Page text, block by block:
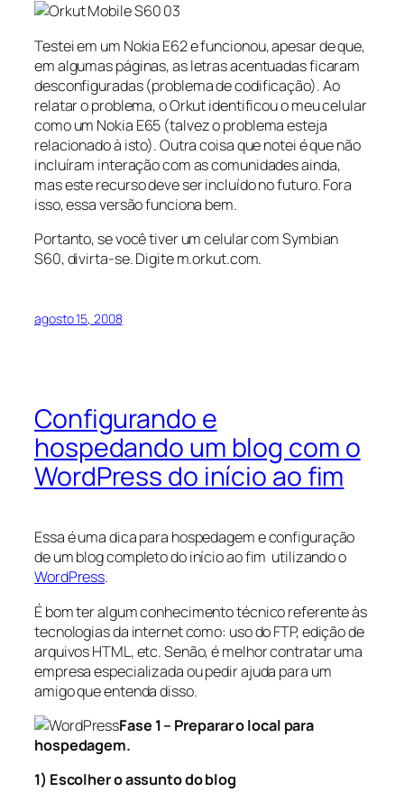
Testei em um Nokia E62 e funcionou, apesar de que,
em algumas páginas, as letras acentuadas ficaram
desconfiguradas (problema de codificação). Ao
relatar o problema, o Orkut identificou o meu celular
como um Nokia E65 (talvez o problema esteja
relacionado à isto). Outra coisa que notei é que não
incluíram interação com as comunidades ainda,
mas este recurso deve ser incluído no futuro. Fora
isso, essa versão funciona bem.
Portanto, se você tiver um celular com Symbian
S60, divirta-se. Digite m.orkut.com.
agosto 15, 2008
Configurando e
hospedando um blog com o
WordPress do início ao fim
Essa é uma dica para hospedagem e configuração
de um blog completo do início ao fim utilizando o
WordPress.
É bom ter algum conhecimento técnico referente às
tecnologias da internet como: uso do FTP, edição de
arquivos HTML, etc. Senão, é melhor contratar uma
empresa especializada ou pedir ajuda para um
amigo que entenda disso.
Fase 1 – Preparar o local para
hospedagem.
1) Escolher o assunto do blog